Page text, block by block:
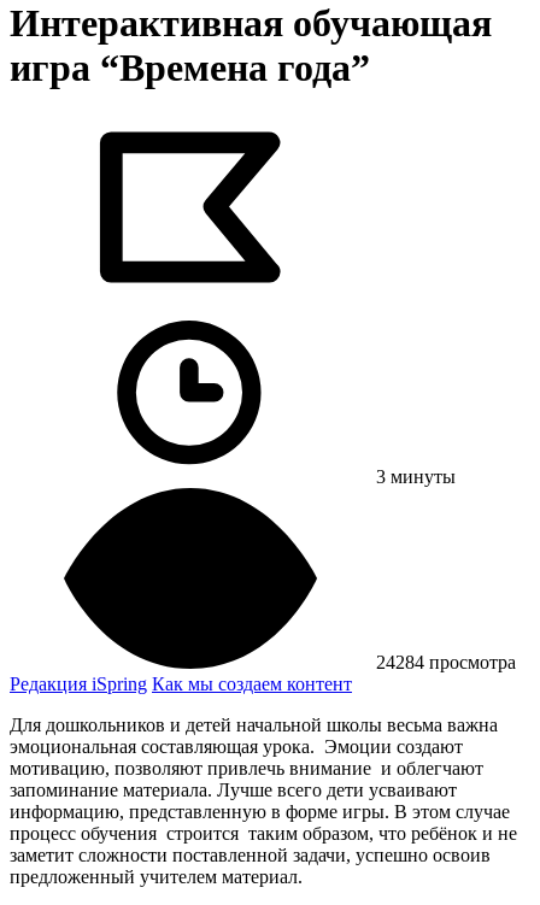
Интерактивная обучающая
игра “Времена года”
3 минуты
24284 просмотра
Редакция iSpring Как мы создаем контент
Для дошкольников и детей начальной школы весьма важна
эмоциональная составляющая урока. Эмоции создают
мотивацию, позволяют привлечь внимание и облегчают
запоминание материала. Лучше всего дети усваивают
информацию, представленную в форме игры. В этом случае
процесс обучения строится таким образом, что ребёнок и не
заметит сложности поставленной задачи, успешно освоив
предложенный учителем материал.